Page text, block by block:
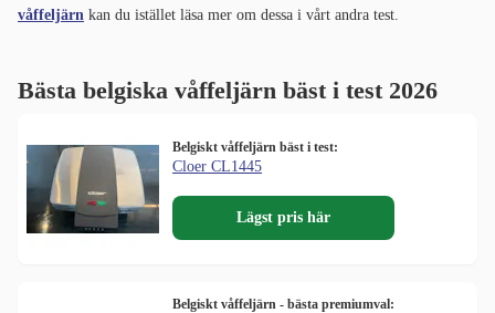
våffeljärn kan du istället läsa mer om dessa i vårt andra test.
Bästa belgiska våffeljärn bäst i test 2026
Belgiskt våffeljärn bäst i test:
Cloer CL1445
Lägst pris här
Belgiskt våffeljärn - bästa premiumval: